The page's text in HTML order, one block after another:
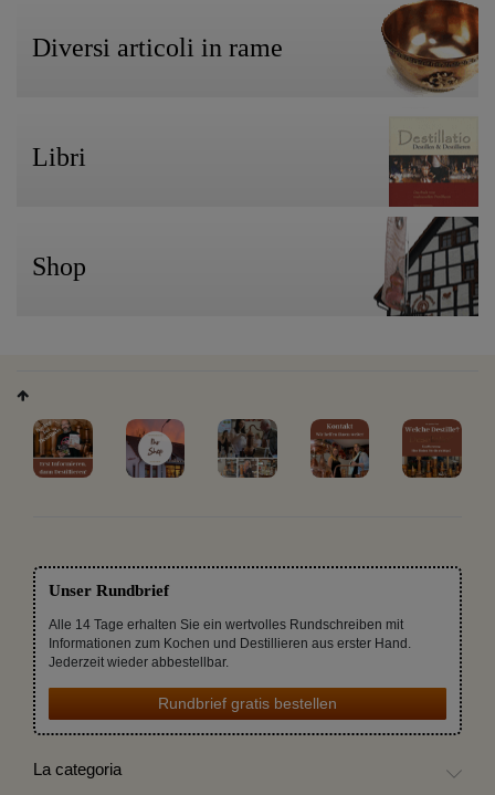
Diversi articoli in rame
Libri
Shop
Unser Rundbrief
Alle 14 Tage erhalten Sie ein wertvolles Rundschreiben mit
Informationen zum Kochen und Destillieren aus erster Hand.
Jederzeit wieder abbestellbar.
Rundbrief gratis bestellen
La categoria